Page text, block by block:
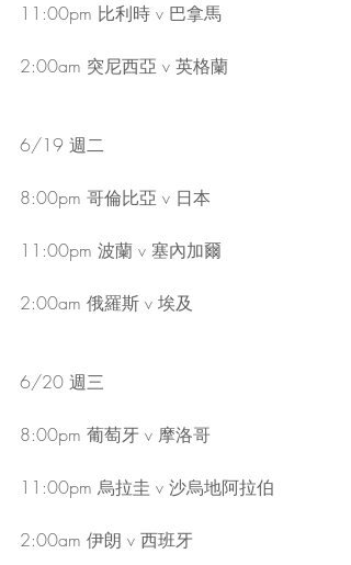
11:00pm 比利時 v 巴拿馬
2:00am 突尼西亞 v 英格蘭
6/19 週二
8:00pm 哥倫比亞 v 日本
11:00pm 波蘭 v 塞內加爾
2:00am 俄羅斯 v 埃及
6/20 週三
8:00pm 葡萄牙 v 摩洛哥
11:00pm 烏拉圭 v 沙烏地阿拉伯
2:00am 伊朗 v 西班牙